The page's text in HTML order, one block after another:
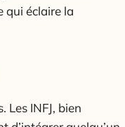
qui éclaire la
Les INFJ, bien